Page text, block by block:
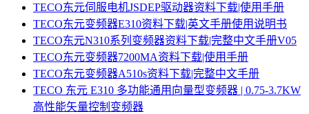
TECO东元伺服电机JSDEP驱动器资料下载|使用手册
TECO东元变频器E310资料下载|英文手册使用说明书
TECO东元N310系列变频器资料下载|完整中文手册V05
TECO东元变频器7200MA资料下载|使用手册
TECO东元变频器A510s资料下载|完整中文手册
TECO 东元 E310 多功能通用向量型变频器 | 0.75-3.7KW
高性能矢量控制变频器